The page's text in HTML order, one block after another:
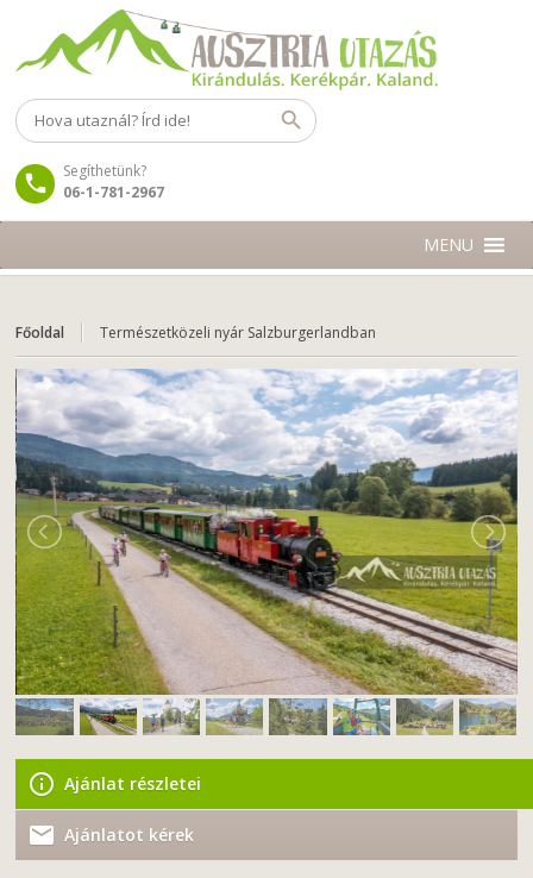
Segíthetünk?
06-1-781-2967
MENU
Főoldal Természetközeli nyár Salzburgerlandban
Ajánlat részletei
Ajánlatot kérek